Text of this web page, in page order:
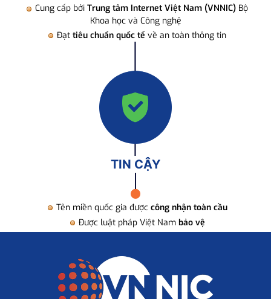
Cung cấp bởi Trung tâm Internet Việt Nam (VNNIC) Bộ
Khoa học và Công nghệ
Đạt tiêu chuẩn quốc tế về an toàn thông tin
TIN CẬY
Tên miền quốc gia được công nhận toàn cầu
Được luật pháp Việt Nam bảo vệ